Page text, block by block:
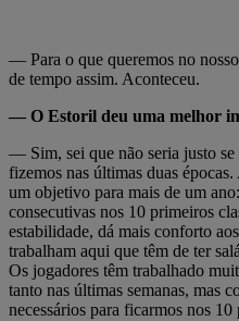
— Para o que queremos no
de tempo assim. Aconteceu.
— O Estoril deu uma melhor
— Sim, sei que não seria justo se
fizemos nas últimas duas
um objetivo para mais de um
consecutivas nos 10 primeiros
estabilidade, dá mais conforto
trabalham aqui que têm de ter
Os jogadores têm trabalhado
tanto nas últimas semanas, mas
necessários para ficarmos nos